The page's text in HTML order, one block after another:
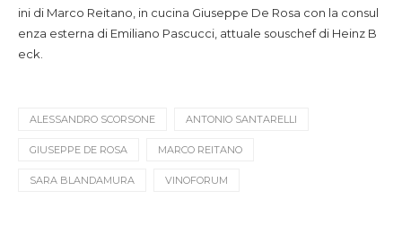
ini di Marco Reitano, in cucina Giuseppe De Rosa con la consul
enza esterna di Emiliano Pascucci, attuale souschef di Heinz B
eck.
ALESSANDRO SCORSONE ANTONIO SANTARELLI
GIUSEPPE DE ROSA MARCO REITANO
SARA BLANDAMURA VINOFORUM